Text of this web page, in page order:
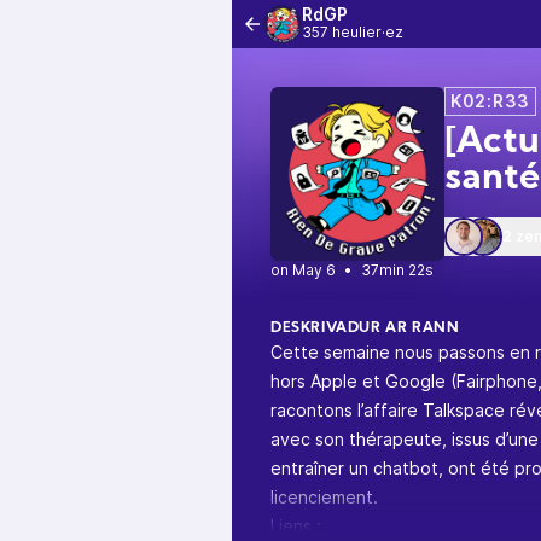
RdGP
357 heulier·ez
K02:R33
•
37min 22s
DESKRIVADUR AR RANN
Cette semaine nous passons en
hors Apple et Google
racontons l’affaire Talkspace
avec son thérapeute, issus
entraîner un chatbot, ont été
licenciement.
Liens :